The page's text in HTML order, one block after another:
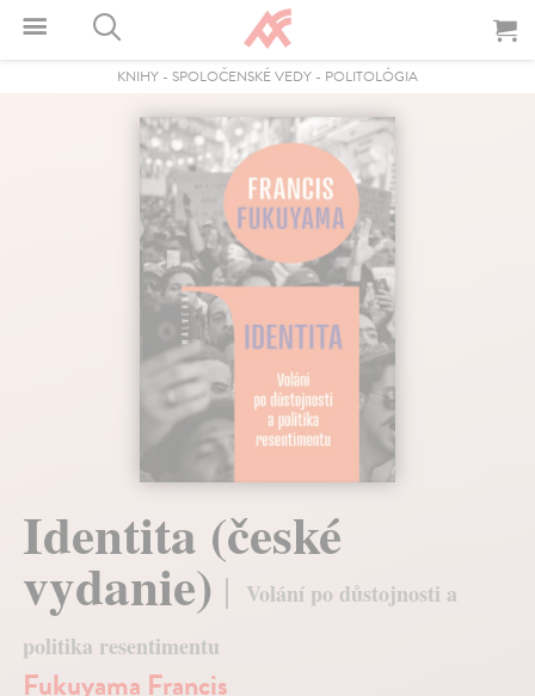
KNIHY - SPOLOČENSKÉ VEDY - POLITOLÓGIA
Identita (české
vydanie)
Volání po důstojnosti a
politika resentimentu
Fukuyama Francis